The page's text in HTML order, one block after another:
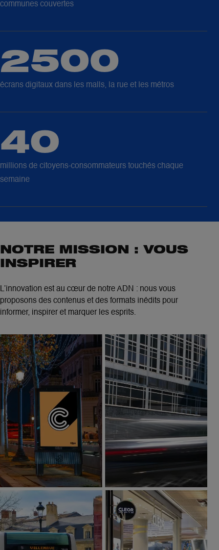
communes couvertes
2500
écrans digitaux dans les malls, la rue et les métros
40
millions de citoyens-consommateurs touchés chaque
semaine
NOTRE MISSION : VOUS
INSPIRER
L’innovation est au cœur de notre ADN : nous vous
proposons des contenus et des formats inédits pour
informer, inspirer et marquer les esprits.